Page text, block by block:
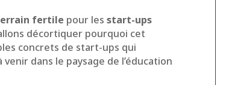
fertile pour les start-ups
décortiquer pourquoi cet
concrets de start-ups qui
dans le paysage de l’éducation